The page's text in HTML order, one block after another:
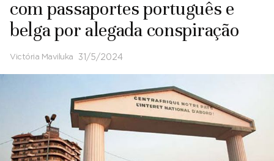
com passaportes português e
belga por alegada conspiração
Victória Maviluka 31/5/2024